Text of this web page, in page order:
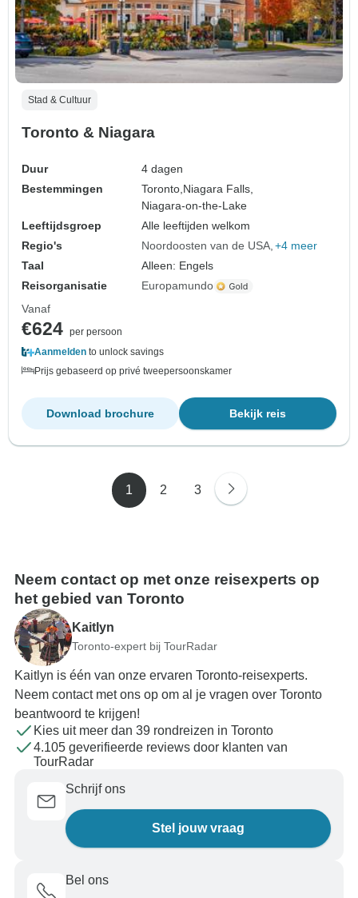
Stad & Cultuur
Toronto & Niagara
Duur
4 dagen
Bestemmingen
Toronto,Niagara Falls,
Niagara-on-the-Lake
Leeftijdsgroep
Alle leeftijden welkom
Regio's
Noordoosten van de USA +4 meer
Taal
Alleen: Engels
Reisorganisatie
Europamundo
Vanaf
€624 per persoon
Aanmelden to unlock savings
Prijs gebaseerd op privé tweepersoonskamer
Bekijk reis
Download brochure
1 2 3
Neem contact op met onze reisexperts op
het gebied van Toronto
Kaitlyn
Toronto-expert bij TourRadar
Kaitlyn is één van onze ervaren Toronto-reisexperts.
Neem contact met ons op om al je vragen over Toronto
beantwoord te krijgen!
Kies uit meer dan 39 rondreizen in Toronto
4.105 geverifieerde reviews door klanten van
TourRadar
Schrijf ons
Stel jouw vraag
Bel ons